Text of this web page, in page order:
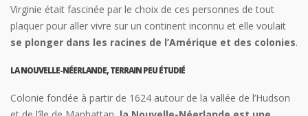
Virginie était fascinée par le choix de ces personnes de tout
plaquer pour aller vivre sur un continent inconnu et elle voulait
se plonger dans les racines de l’Amérique et des colonies.
LA NOUVELLE-NÉERLANDE, TERRAIN PEU ÉTUDIÉ
Colonie fondée à partir de 1624 autour de la vallée de l’Hudson